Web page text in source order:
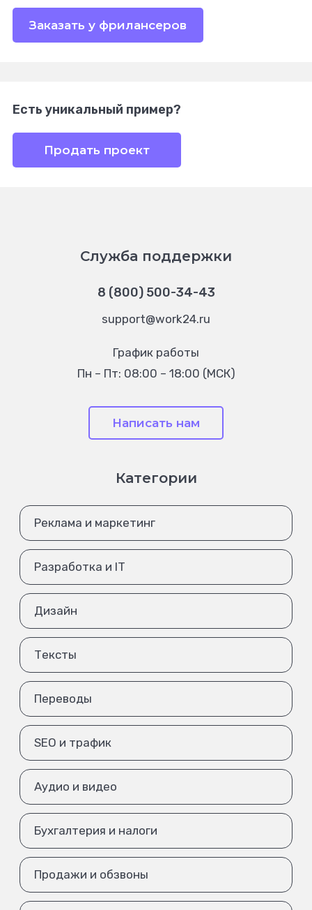
Заказать у фрилансеров
Есть уникальный пример?
Продать проект
Служба поддержки
8 (800) 500-34-43
support@work24.ru
График работы
Пн – Пт: 08:00 – 18:00 (МСК)
Написать нам
Категории
Реклама и маркетинг
Разработка и IT
Дизайн
Тексты
Переводы
SEO и трафик
Аудио и видео
Бухгалтерия и налоги
Продажи и обзвоны